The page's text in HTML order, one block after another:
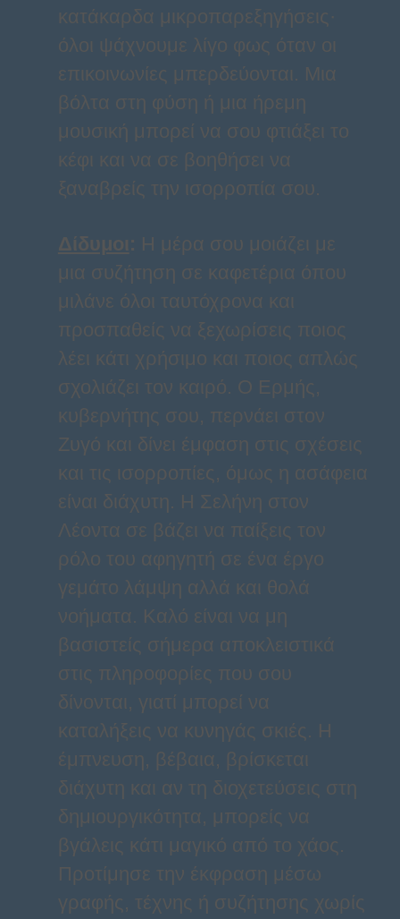
κατάκαρδα μικροπαρεξηγήσεις·
όλοι ψάχνουμε λίγο φως όταν οι
επικοινωνίες μπερδεύονται. Μια
βόλτα στη φύση ή μια ήρεμη
μουσική μπορεί να σου φτιάξει το
κέφι και να σε βοηθήσει να
ξαναβρείς την ισορροπία σου.
Δίδυμοι: Η μέρα σου μοιάζει με
μια συζήτηση σε καφετέρια όπου
μιλάνε όλοι ταυτόχρονα και
προσπαθείς να ξεχωρίσεις ποιος
λέει κάτι χρήσιμο και ποιος απλώς
σχολιάζει τον καιρό. Ο Ερμής,
κυβερνήτης σου, περνάει στον
Ζυγό και δίνει έμφαση στις σχέσεις
και τις ισορροπίες, όμως η ασάφεια
είναι διάχυτη. Η Σελήνη στον
Λέοντα σε βάζει να παίξεις τον
ρόλο του αφηγητή σε ένα έργο
γεμάτο λάμψη αλλά και θολά
νοήματα. Καλό είναι να μη
βασιστείς σήμερα αποκλειστικά
στις πληροφορίες που σου
δίνονται, γιατί μπορεί να
καταλήξεις να κυνηγάς σκιές. Η
έμπνευση, βέβαια, βρίσκεται
διάχυτη και αν τη διοχετεύσεις στη
δημιουργικότητα, μπορείς να
βγάλεις κάτι μαγικό από το χάος.
Προτίμησε την έκφραση μέσω
γραφής, τέχνης ή συζήτησης χωρίς